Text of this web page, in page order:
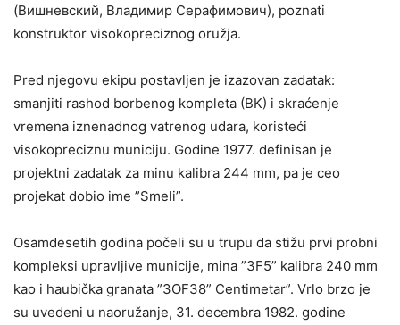
(Вишневский, Владимир Серафимович), poznati
konstruktor visokopreciznog oružja.
Pred njegovu ekipu postavljen je izazovan zadatak:
smanjiti rashod borbenog kompleta (BK) i skraćenje
vremena iznenadnog vatrenog udara, koristeći
visokopreciznu municiju. Godine 1977. definisan je
projektni zadatak za minu kalibra 244 mm, pa je ceo
projekat dobio ime ”Smeli”.
Osamdesetih godina počeli su u trupu da stižu prvi probni
kompleksi upravljive municije, mina ”3F5” kalibra 240 mm
kao i haubička granata ”3OF38” Centimetar”. Vrlo brzo je
su uvedeni u naoružanje, 31. decembra 1982. godine